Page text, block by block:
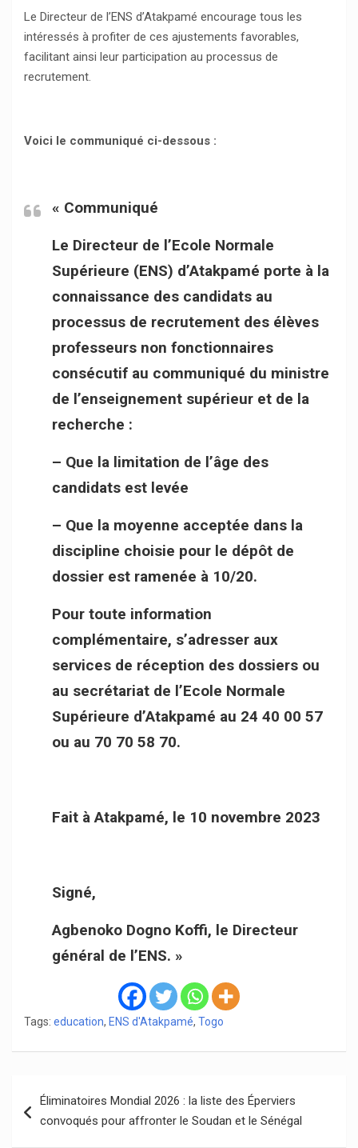
Le Directeur de l’ENS d’Atakpamé encourage tous les
intéressés à profiter de ces ajustements favorables,
facilitant ainsi leur participation au processus de
recrutement.
Voici le communiqué ci-dessous :
« Communiqué
Le Directeur de l’Ecole Normale
Supérieure (ENS) d’Atakpamé porte à la
connaissance des candidats au
processus de recrutement des élèves
professeurs non fonctionnaires
consécutif au communiqué du ministre
de l’enseignement supérieur et de la
recherche :
– Que la limitation de l’âge des
candidats est levée
– Que la moyenne acceptée dans la
discipline choisie pour le dépôt de
dossier est ramenée à 10/20.
Pour toute information
complémentaire, s’adresser aux
services de réception des dossiers ou
au secrétariat de l’Ecole Normale
Supérieure d’Atakpamé au 24 40 00 57
ou au 70 70 58 70.
Fait à Atakpamé, le 10 novembre 2023
Signé,
Agbenoko Dogno Koffi, le Directeur
général de l’ENS. »
Tags: education, ENS d'Atakpamé, Togo
de
Éliminatoires Mondial 2026 : la liste des Éperviers
convoqués pour affronter le Soudan et le Sénégal